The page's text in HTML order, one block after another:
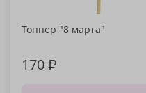
Топпер "8 марта"
170₽